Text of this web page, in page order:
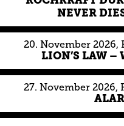
NEVER
20. November 2026,
LION’S LAW –
27. November 2026,